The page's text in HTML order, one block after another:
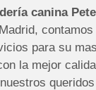
canina
para su
la mejor